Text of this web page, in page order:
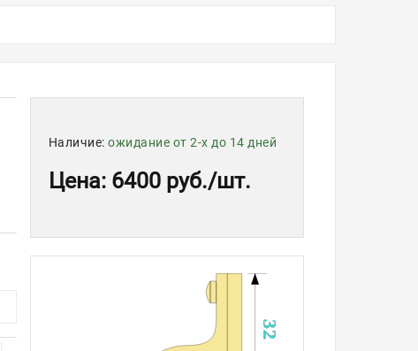
Наличие: ожидание от 2-х до 14 дней
Цена: 6400 руб./шт.